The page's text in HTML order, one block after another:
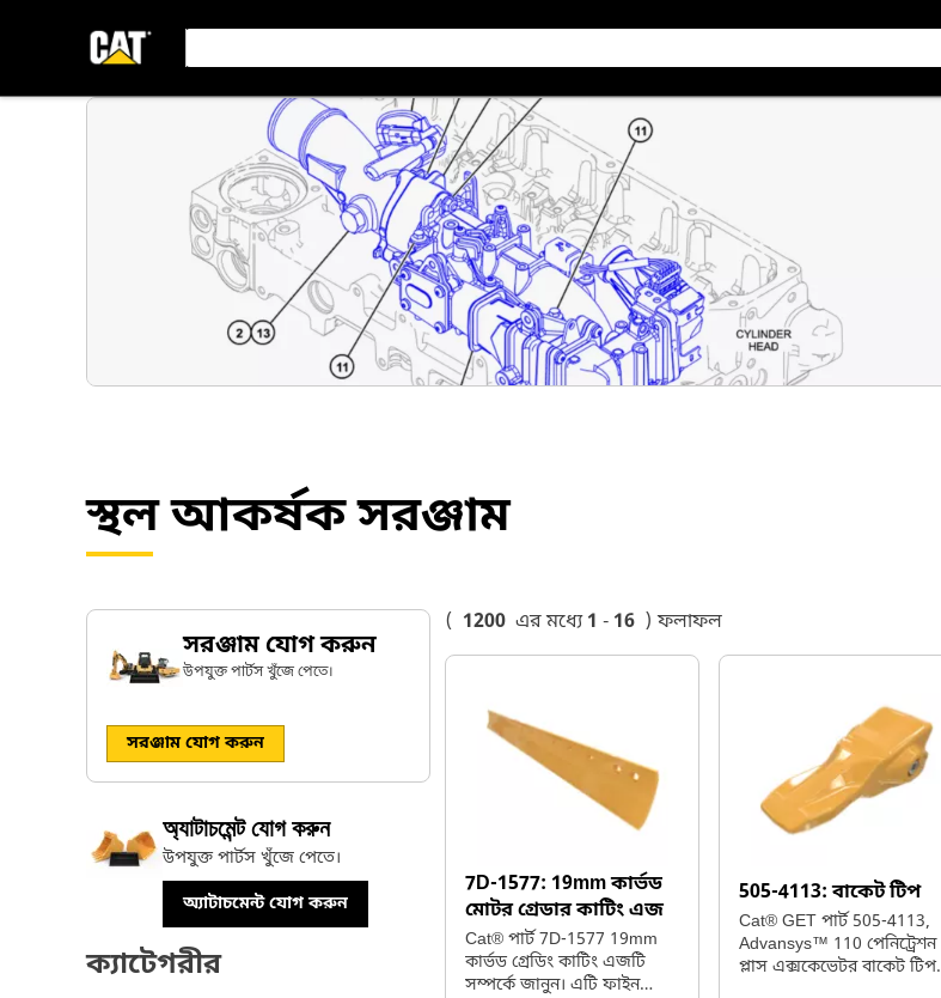
স্থল আকর্ষক সরঞ্জাম
সরঞ্জাম যোগ করুন
উপযুক্ত পার্টস খুঁজে পেতে।
সরঞ্জাম যোগ করুন
অ্যাটাচমেন্ট যোগ করুন
উপযুক্ত পার্টস খুঁজে পেতে।
অ্যাটাচমেন্ট যোগ করুন
ক্যাটেগরীর
( 1200 এর মধ্যে1 - 16 ) ফলাফল
7D-1577: 19mm কার্ভড
মোটর গ্রেডার কাটিং এজ
Cat® পার্ট 7D-1577 19mm
কার্ভড গ্রেডিং কাটিং এজটি
সম্পর্কে জানুন। এটি ফাইন
505-4113:বাকেট টিপ
Cat® GET পার্ট 505-4113,
Advansys™ 110 পেনিট্রেশন
প্লাস এক্সকেভেটর বাকেট টিপ,